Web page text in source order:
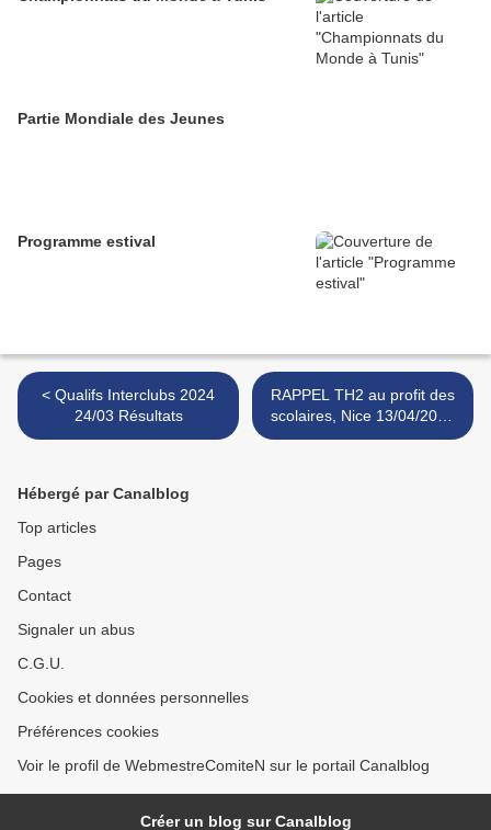
Partie Mondiale des Jeunes
Programme estival
< Qualifs Interclubs 2024
24/03 Résultats
RAPPEL TH2 au profit des
scolaires, Nice 13/04/2024
>
Hébergé par Canalblog
Top articles
Pages
Contact
Signaler un abus
C.G.U.
Cookies et données personnelles
Préférences cookies
Voir le profil de WebmestreComiteN sur le portail Canalblog
Créer un blog sur Canalblog